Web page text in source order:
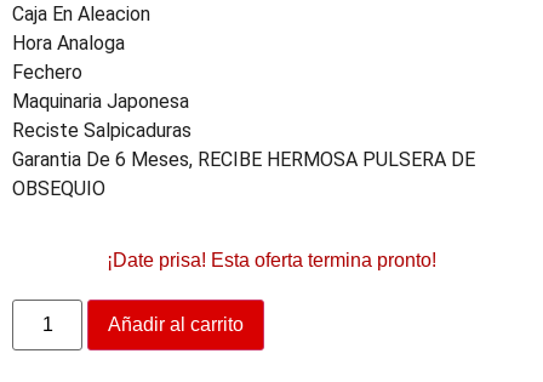
Caja En Aleacion
Hora Analoga
Fechero
Maquinaria Japonesa
Reciste Salpicaduras
Garantia De 6 Meses, RECIBE HERMOSA PULSERA DE
OBSEQUIO
¡Date prisa! Esta oferta termina pronto!
Añadir al carrito